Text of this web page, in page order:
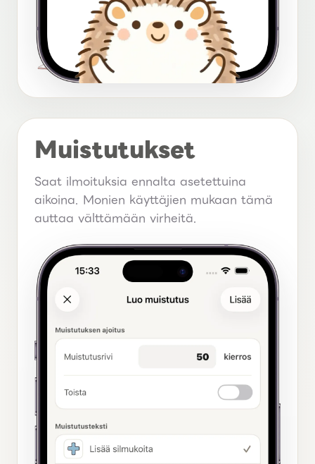
Muistutukset
Saat ilmoituksia ennalta asetettuina
aikoina. Monien käyttäjien mukaan tämä
auttaa välttämään virheitä.